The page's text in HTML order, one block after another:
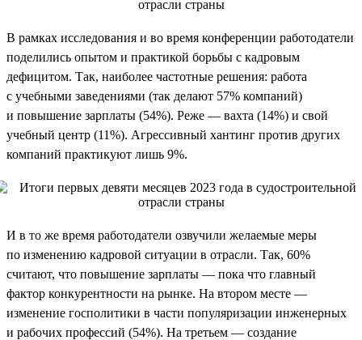
В рамках исследования и во время конференции работодатели
поделились опытом и практикой борьбы с кадровым
дефицитом. Так, наиболее частотные решения: работа
с учебными заведениями (так делают 57% компаний)
и повышение зарплаты (54%). Реже — вахта (14%) и свой
учебный центр (11%). Агрессивный хантинг против других
компаний практикуют лишь 9%.
И в то же время работодатели озвучили желаемые меры
по изменению кадровой ситуации в отрасли. Так, 60%
считают, что повышение зарплаты — пока что главный
фактор конкурентности на рынке. На втором месте —
изменение госполитики в части популяризации инженерных
и рабочих профессий (54%). На третьем — создание